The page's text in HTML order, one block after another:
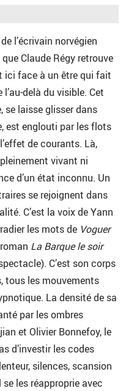
l’écrivain norvégien
Claude Régy retrouve
ici face à un être qui fait
delà du visible. Cet
se laisse glisser dans
est englouti par les flots
de courants. Là,
vivant ni
d’un état inconnu. Un
se rejoignent dans
C’est la voix de Yann
les mots de Voguer
La Barque le soir
C’est son corps
tous les mouvements
La densité de sa
par les ombres
et Olivier Bonnefoy, le
d’investir les codes
silences, scansion
les réapproprie avec